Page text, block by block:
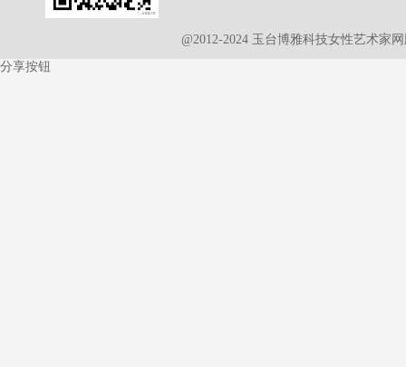
@2012-2024 玉台博雅科技女性艺术家
分享按钮